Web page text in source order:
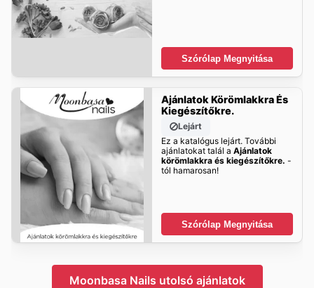
Szórólap Megnyitása
Ajánlatok Körömlakkra És
Kiegészítőkre.
Lejárt
Ez a katalógus lejárt. További
ajánlatokat talál a Ajánlatok
körömlakkra és kiegészítőkre. -
tól hamarosan!
Szórólap Megnyitása
Moonbasa Nails utolsó ajánlatok